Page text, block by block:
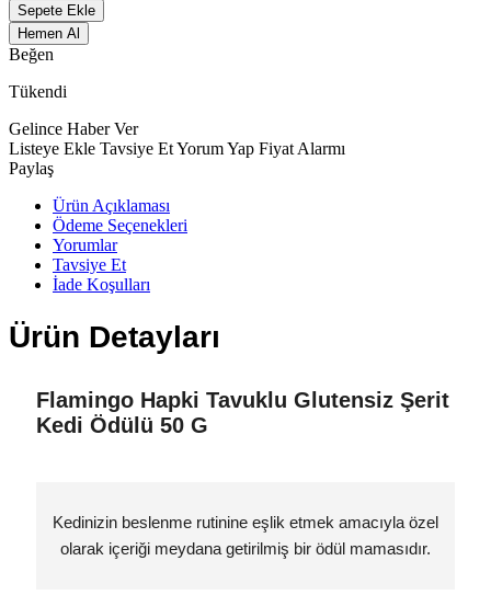
Sepete Ekle
Hemen Al
Beğen
Tükendi
Gelince Haber Ver
Listeye Ekle Tavsiye EtYorum Yap Fiyat Alarmı
Paylaş
Ürün Açıklaması
Ödeme Seçenekleri
Yorumlar
Tavsiye Et
İade Koşulları
Ürün Detayları
Flamingo Hapki Tavuklu Glutensiz Şerit
Kedi Ödülü 50 G
Kedinizin beslenme rutinine eşlik etmek amacıyla özel
olarak içeriği meydana getirilmiş bir ödül mamasıdır.